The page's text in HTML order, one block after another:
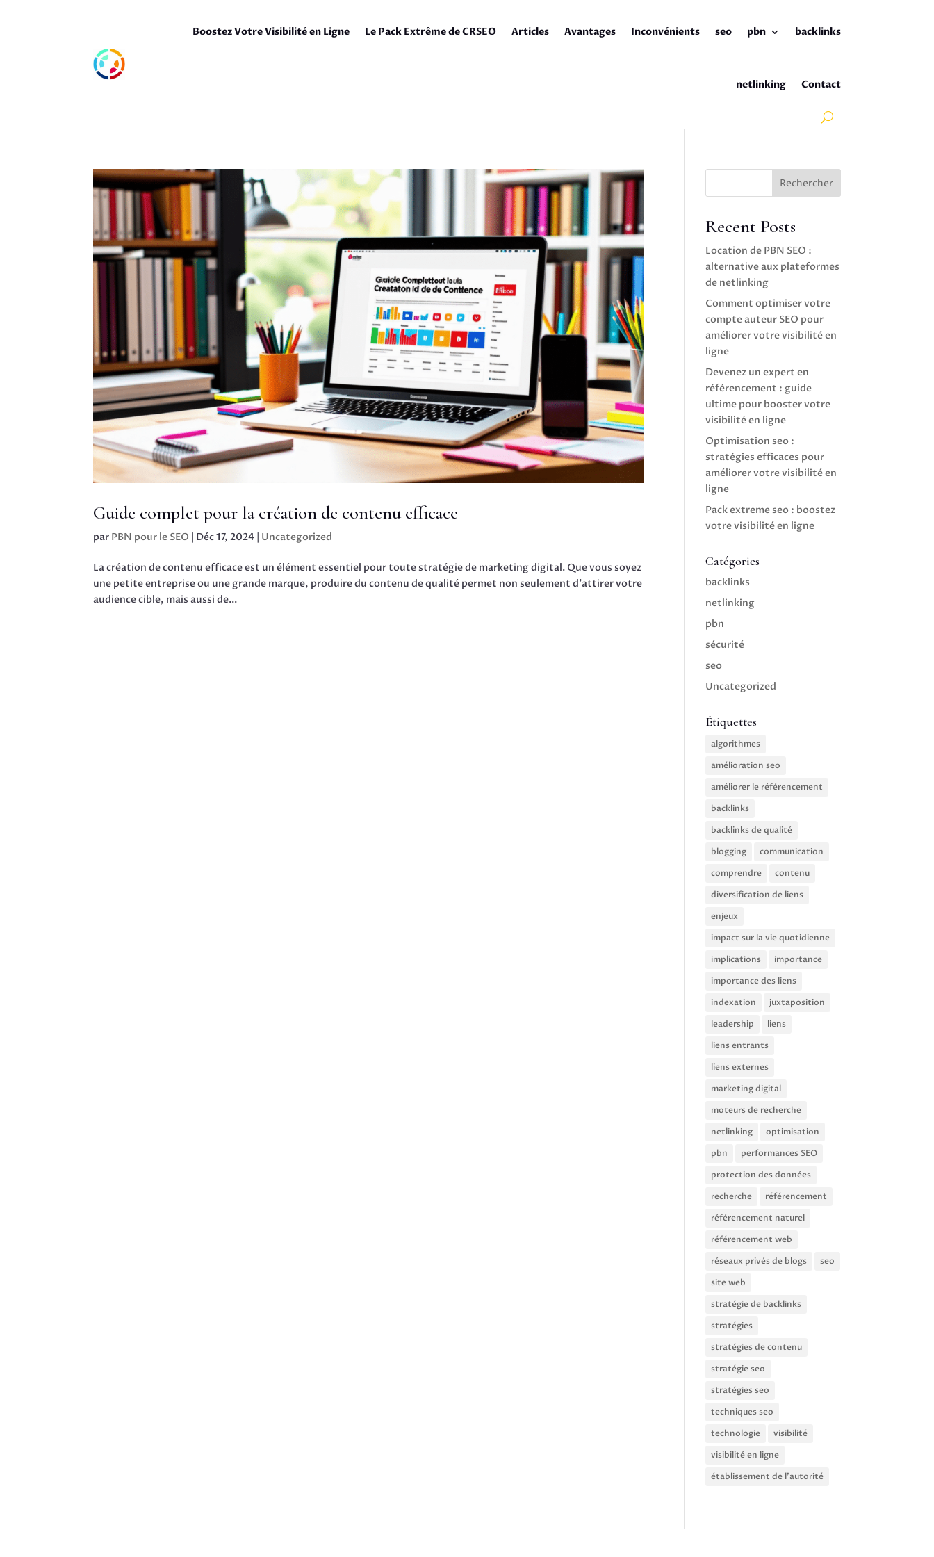
Boostez Votre Visibilité en Ligne Le Pack Extrême de CRSEO Articles Avantages Inconvénients seo pbn backlinks
netlinking Contact
Guide complet pour la création de contenu efficace
par PBN pour le SEO Déc 17, 2024 Uncategorized
La création de contenu efficace est un élément essentiel pour toute stratégie de marketing digital. Que vous soyez
une petite entreprise ou une grande marque, produire du contenu de qualité permet non seulement d’attirer votre
audience cible, mais aussi de...
Rechercher
Recent Posts
Location de PBN SEO :
alternative aux plateformes
de netlinking
Comment optimiser votre
compte auteur SEO pour
améliorer votre visibilité en
ligne
Devenez un expert en
référencement : guide
ultime pour booster votre
visibilité en ligne
Optimisation seo :
stratégies efficaces pour
améliorer votre visibilité en
ligne
Pack extreme seo : boostez
votre visibilité en ligne
Catégories
backlinks
netlinking
pbn
sécurité
seo
Uncategorized
Étiquettes
algorithmes
amélioration seo
améliorer le référencement
backlinks
backlinks de qualité
blogging
communication
comprendre
contenu
diversification de liens
enjeux
impact sur la vie quotidienne
implications
importance
importance des liens
indexation
juxtaposition
leadership
liens
liens entrants
liens externes
marketing digital
moteurs de recherche
netlinking
optimisation
pbn
performances SEO
protection des données
recherche
référencement
référencement naturel
référencement web
réseaux privés de blogs
seo
site web
stratégie de backlinks
stratégies
stratégies de contenu
stratégie seo
stratégies seo
techniques seo
technologie
visibilité
visibilité en ligne
établissement de l'autorité